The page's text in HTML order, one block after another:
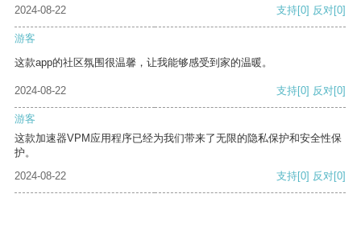
2024-08-22
支持[0] 反对[0]
游客
这款app的社区氛围很温馨，让我能够感受到家的温暖。
2024-08-22 支持[0] 反对[0]
游客
这款加速器VPM应用程序已经为我们带来了无限的隐私保护和安全性保
护。
2024-08-22
支持[0] 反对[0]